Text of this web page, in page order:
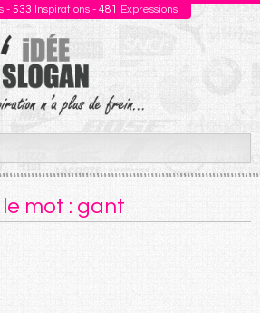
- 533 Inspirations - 481 Expressions
mot : gant